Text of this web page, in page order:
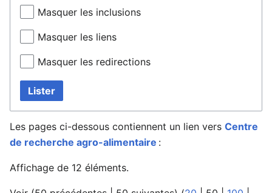
Masquer les inclusions
Masquer les liens
Masquer les redirections
Lister
Les pages ci-dessous contiennent un lien vers Centre
de recherche agro-alimentaire :
Affichage de 12 éléments.